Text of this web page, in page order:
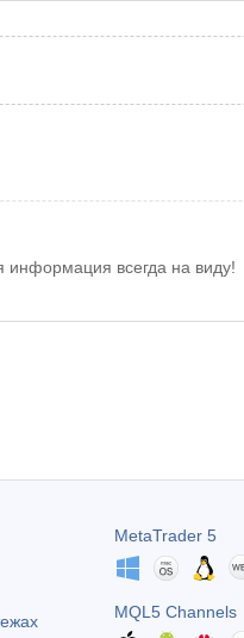
информация всегда на виду!
MetaTrader 5
MQL5 Channels